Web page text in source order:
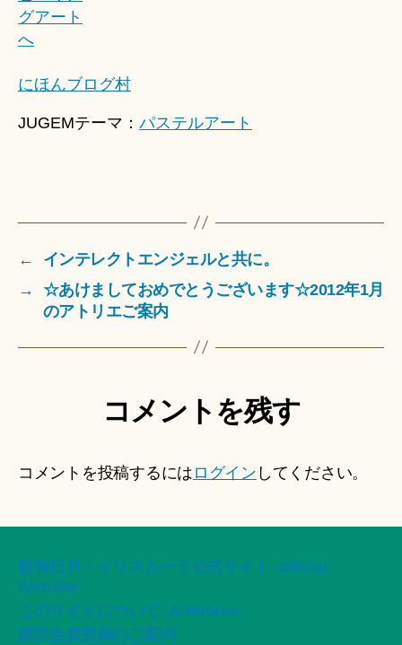
にほんブログ村
JUGEMテーマ： パステルアート
←
インテレクトエンジェルと共に。
→
☆あけましておめでとうございます☆2012年1月
のアトリエご案内
コメントを残す
コメントを投稿するには ログイン してください。
船智日月・イリスカーラ公式サイト -official
Website-
このサイトについて -ArtWorks-
購読会員登録のご案内